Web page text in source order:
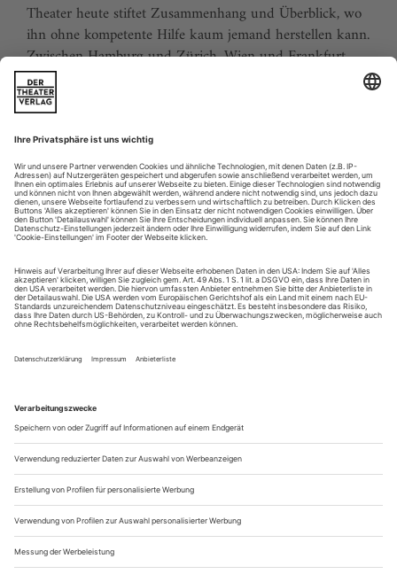
Theater heute stiftet Zusammenhang und Überblick, wo
ihn ohne kompetente Hilfe kaum jemand herstellen kann.
Zwischen Hamburg und Zürich, Wien und Frankfurt,
Jena und Aachen gibt es wie nirgends auf der Welt eine
dichte, vielfältige und produktive Theaterszene. Mit
Theater heute sind Sie jederzeit über die wichtigsten
Ereignisse informiert. Theater heute erscheint 12-mal im
Jahr mit einem Doppelheft im Juli und dem Jahrbuch im
August.
Sie erhalten Zugang zum Online-Archiv von Theater
heute und können sowohl das aktuelle ePaper als auch
das ePaper-Archiv über Ihren Account auf www.der-
theaterverlag.de einsehen. Zugang zur App auf Anfrage.
Das Abonnement hat eine Laufzeit von einem Monat und
verlängert sich jeweils um einen weiteren Monat, sofern
es nicht vom Kunden auf der Seite „Mein Konto/Meine
Bestellungen“ auf www.der-theaterverlag.de gekündigt
in Kraft.
Aus steuerlichen Gründen abweichende Preise für Käufe
außerhalb Deutschlands (Endpreis vor Auslösen der Bestellung
ersichtlich)